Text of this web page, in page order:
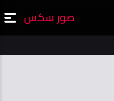
صور سكس